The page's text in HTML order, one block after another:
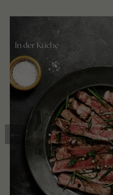
In der Küche